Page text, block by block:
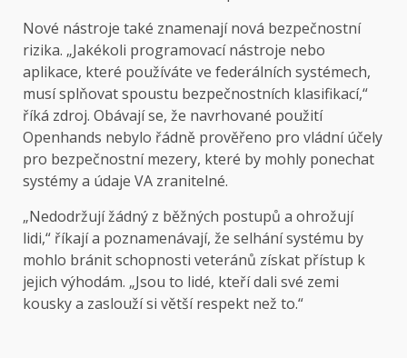
Nové nástroje také znamenají nová bezpečnostní
rizika. „Jakékoli programovací nástroje nebo
aplikace, které používáte ve federálních systémech,
musí splňovat spoustu bezpečnostních klasifikací,“
říká zdroj. Obávají se, že navrhované použití
Openhands nebylo řádně prověřeno pro vládní účely
pro bezpečnostní mezery, které by mohly ponechat
systémy a údaje VA zranitelné.
„Nedodržují žádný z běžných postupů a ohrožují
lidi,“ říkají a poznamenávají, že selhání systému by
mohlo bránit schopnosti veteránů získat přístup k
jejich výhodám. „Jsou to lidé, kteří dali své zemi
kousky a zaslouží si větší respekt než to.“